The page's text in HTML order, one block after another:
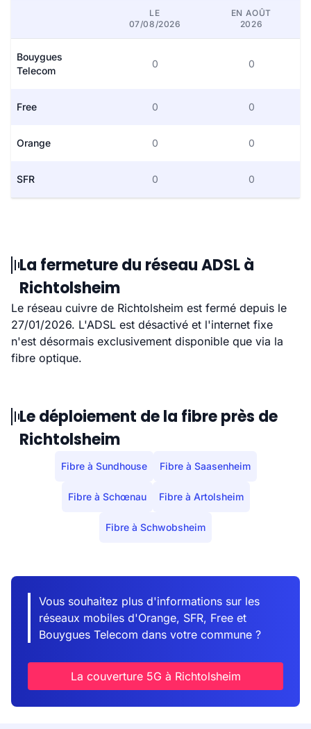
LE
07/08/2026
EN AOÛT
2026
Bouygues
Telecom
0 0
Free 0 0
Orange 0 0
SFR 0 0
La fermeture du réseau ADSL à
Richtolsheim
Le réseau cuivre de Richtolsheim est fermé depuis le
27/01/2026. L'ADSL est désactivé et l'internet fixe
n'est désormais exclusivement disponible que via la
fibre optique.
Le déploiement de la fibre près de
Richtolsheim
Fibre à Sundhouse Fibre à Saasenheim
Fibre à Schœnau Fibre à Artolsheim
Fibre à Schwobsheim
Vous souhaitez plus d'informations sur les
réseaux mobiles d'Orange, SFR, Free et
Bouygues Telecom dans votre commune ?
La couverture 5G à Richtolsheim